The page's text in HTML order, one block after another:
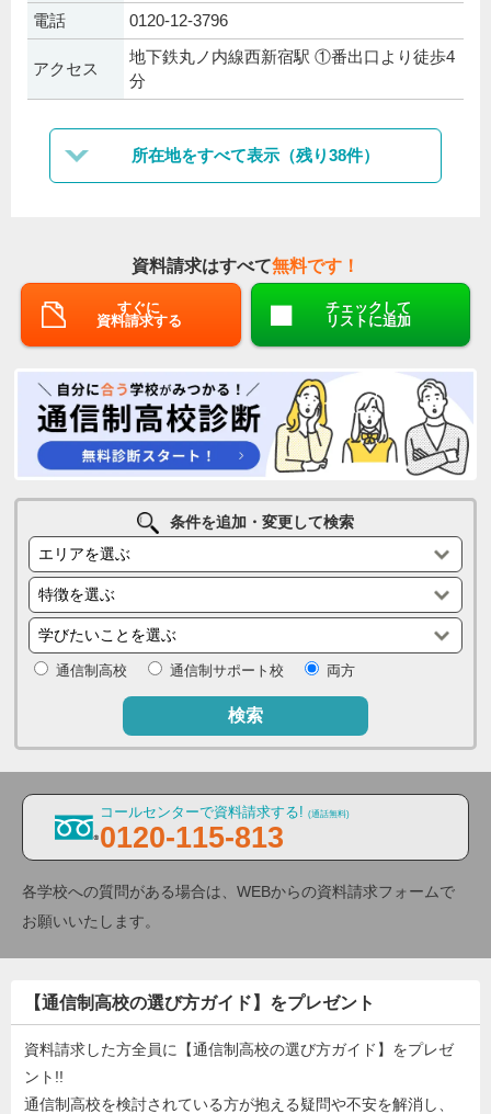
電話 0120-12-3796
アクセス
地下鉄丸ノ内線西新宿駅 ①番出口より徒歩4
分
所在地をすべて表示（残り38件）
資料請求はすべて無料です！
すぐに
資料請求する
チェックして
リストに追加
条件を追加・変更して検索
通信制高校 通信制サポート校 両方
検索
コールセンターで資料請求する! (通話無料)
0120-115-813
各学校への質問がある場合は、WEBからの資料請求フォームで
お願いいたします。
【通信制高校の選び方ガイド】をプレゼント
資料請求した方全員に【通信制高校の選び方ガイド】をプレゼ
ント!!
通信制高校を検討されている方が抱える疑問や不安を解消し、